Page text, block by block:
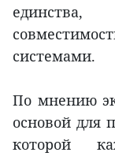
системами.
По мнению
основой для
которой